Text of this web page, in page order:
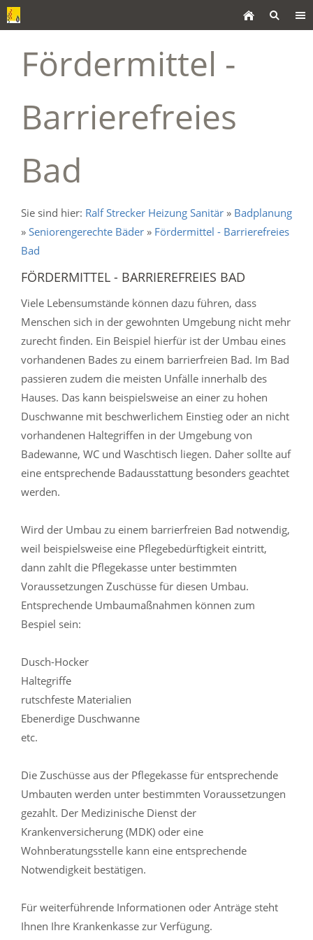
Fördermittel -
Barrierefreies
Bad
Sie sind hier: Ralf Strecker Heizung Sanitär » Badplanung
» Seniorengerechte Bäder » Fördermittel - Barrierefreies
Bad
FÖRDERMITTEL - BARRIEREFREIES BAD
Viele Lebensumstände können dazu führen, dass
Menschen sich in der gewohnten Umgebung nicht mehr
zurecht finden. Ein Beispiel hierfür ist der Umbau eines
vorhandenen Bades zu einem barrierfreien Bad. Im Bad
passieren zudem die meisten Unfälle innerhalb des
Hauses. Das kann beispielsweise an einer zu hohen
Duschwanne mit beschwerlichem Einstieg oder an nicht
vorhandenen Haltegriffen in der Umgebung von
Badewanne, WC und Waschtisch liegen. Daher sollte auf
eine entsprechende Badausstattung besonders geachtet
werden.
Wird der Umbau zu einem barrierfreien Bad notwendig,
weil beispielsweise eine Pflegebedürftigkeit eintritt,
dann zahlt die Pflegekasse unter bestimmten
Voraussetzungen Zuschüsse für diesen Umbau.
Entsprechende Umbaumaßnahmen können zum
Bespiel sein:
Dusch-Hocker
Haltegriffe
rutschfeste Materialien
Ebenerdige Duschwanne
etc.
Die Zuschüsse aus der Pflegekasse für entsprechende
Umbauten werden unter bestimmten Voraussetzungen
gezahlt. Der Medizinische Dienst der
Krankenversicherung (MDK) oder eine
Wohnberatungsstelle kann eine entsprechende
Notwendigkeit bestätigen.
Für weiterführende Informationen oder Anträge steht
Ihnen Ihre Krankenkasse zur Verfügung.